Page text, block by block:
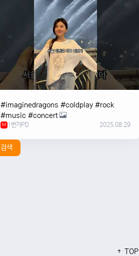
#imaginedragons #coldplay #rock
#music #concert
M 1번가PD 2025.08.29
검색
TOP